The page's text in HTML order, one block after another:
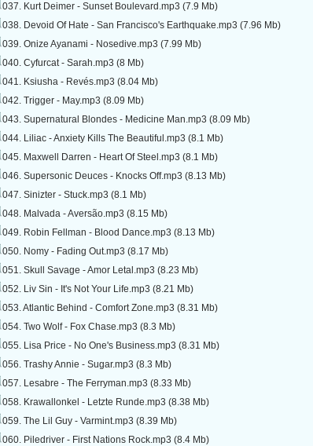
037. Kurt Deimer - Sunset Boulevard.mp3 (7.9 Mb)
038. Devoid Of Hate - San Francisco's Earthquake.mp3 (7.96 Mb)
039. Onize Ayanami - Nosedive.mp3 (7.99 Mb)
040. Cyfurcat - Sarah.mp3 (8 Mb)
041. Ksiusha - Revés.mp3 (8.04 Mb)
042. Trigger - May.mp3 (8.09 Mb)
043. Supernatural Blondes - Medicine Man.mp3 (8.09 Mb)
044. Liliac - Anxiety Kills The Beautiful.mp3 (8.1 Mb)
045. Maxwell Darren - Heart Of Steel.mp3 (8.1 Mb)
046. Supersonic Deuces - Knocks Off.mp3 (8.13 Mb)
047. Sinizter - Stuck.mp3 (8.1 Mb)
048. Malvada - Aversão.mp3 (8.15 Mb)
049. Robin Fellman - Blood Dance.mp3 (8.13 Mb)
050. Nomy - Fading Out.mp3 (8.17 Mb)
051. Skull Savage - Amor Letal.mp3 (8.23 Mb)
052. Liv Sin - It's Not Your Life.mp3 (8.21 Mb)
053. Atlantic Behind - Comfort Zone.mp3 (8.31 Mb)
054. Two Wolf - Fox Chase.mp3 (8.3 Mb)
055. Lisa Price - No One's Business.mp3 (8.31 Mb)
056. Trashy Annie - Sugar.mp3 (8.3 Mb)
057. Lesabre - The Ferryman.mp3 (8.33 Mb)
058. Krawallonkel - Letzte Runde.mp3 (8.38 Mb)
059. The Lil Guy - Varmint.mp3 (8.39 Mb)
060. Piledriver - First Nations Rock.mp3 (8.4 Mb)